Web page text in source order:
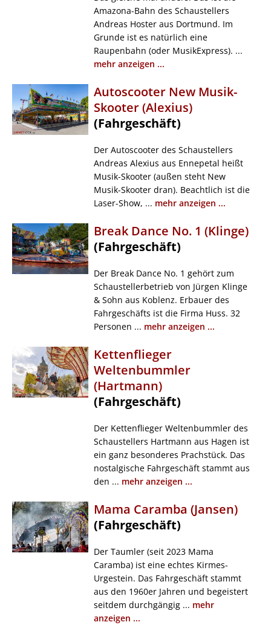
Amazona-Bahn des Schaustellers
Andreas Hoster aus Dortmund. Im
Grunde ist es natürlich eine
Raupenbahn (oder MusikExpress). ...
mehr anzeigen ...
Autoscooter New Musik-
Skooter (Alexius)
(Fahrgeschäft)
Der Autoscooter des Schaustellers
Andreas Alexius aus Ennepetal heißt
Musik-Skooter (außen steht New
Musik-Skooter dran). Beachtlich ist die
Laser-Show, ... mehr anzeigen ...
Break Dance No. 1 (Klinge)
(Fahrgeschäft)
Der Break Dance No. 1 gehört zum
Schaustellerbetrieb von Jürgen Klinge
& Sohn aus Koblenz. Erbauer des
Fahrgeschäfts ist die Firma Huss. 32
Personen ... mehr anzeigen ...
Kettenflieger
Weltenbummler
(Hartmann)
(Fahrgeschäft)
Der Kettenflieger Weltenbummler des
Schaustellers Hartmann aus Hagen ist
ein ganz besonderes Prachstück. Das
nostalgische Fahrgeschäft stammt aus
den ... mehr anzeigen ...
Mama Caramba (Jansen)
(Fahrgeschäft)
Der Taumler (seit 2023 Mama
Caramba) ist eine echtes Kirmes-
Urgestein. Das Fahrgeschäft stammt
aus den 1960er Jahren und begeistert
seitdem durchgängig ... mehr
anzeigen ...